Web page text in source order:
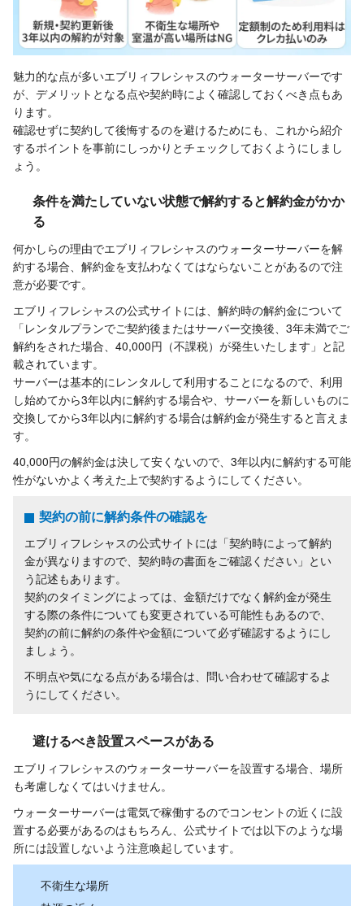
魅力的な点が多いエブリィフレシャスのウォーターサーバーです
が、デメリットとなる点や契約時によく確認しておくべき点もあ
ります。
確認せずに契約して後悔するのを避けるためにも、これから紹介
するポイントを事前にしっかりとチェックしておくようにしまし
ょう。
条件を満たしていない状態で解約すると解約金がかか
る
何かしらの理由でエブリィフレシャスのウォーターサーバーを解
約する場合、解約金を支払わなくてはならないことがあるので注
意が必要です。
エブリィフレシャスの公式サイトには、解約時の解約金について
「レンタルプランでご契約後またはサーバー交換後、3年未満でご
解約をされた場合、40,000円（不課税）が発生いたします」と記
載されています。
サーバーは基本的にレンタルして利用することになるので、利用
し始めてから3年以内に解約する場合や、サーバーを新しいものに
交換してから3年以内に解約する場合は解約金が発生すると言えま
す。
40,000円の解約金は決して安くないので、3年以内に解約する可能
性がないかよく考えた上で契約するようにしてください。
契約の前に解約条件の確認を
エブリィフレシャスの公式サイトには「契約時によって解約
金が異なりますので、契約時の書面をご確認ください」とい
う記述もあります。
契約のタイミングによっては、金額だけでなく解約金が発生
する際の条件についても変更されている可能性もあるので、
契約の前に解約の条件や金額について必ず確認するようにし
ましょう。
不明点や気になる点がある場合は、問い合わせて確認するよ
うにしてください。
避けるべき設置スペースがある
エブリィフレシャスのウォーターサーバーを設置する場合、場所
も考慮しなくてはいけません。
ウォーターサーバーは電気で稼働するのでコンセントの近くに設
置する必要があるのはもちろん、公式サイトでは以下のような場
所には設置しないよう注意喚起しています。
不衛生な場所